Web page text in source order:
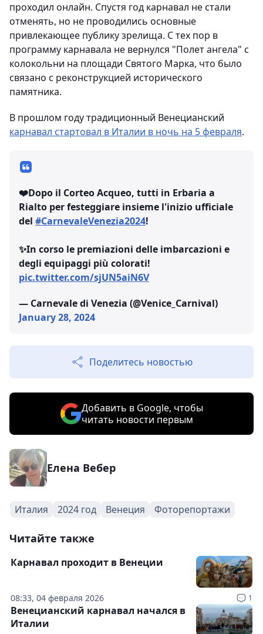
проходил онлайн. Спустя год карнавал не стали
отменять, но не проводились основные
привлекающее публику зрелища. С тех пор в
программу карнавала не вернулся "Полет ангела" с
колокольни на площади Святого Марка, что было
связано с реконструкцией исторического
памятника.
В прошлом году традиционный Венецианский
карнавал стартовал в Италии в ночь на 5 февраля.
❤️Dopo il Corteo Acqueo, tutti in Erbaria a
Rialto per festeggiare insieme l'inizio ufficiale
del #CarnevaleVenezia2024!
✨In corso le premiazioni delle imbarcazioni e
degli equipaggi più colorati!
pic.twitter.com/sjUN5aiN6V
— Carnevale di Venezia (@Venice_Carnival)
January 28, 2024
Поделитесь новостью
Добавить в Google, чтобы
читать новости первым
Елена Вебер
Италия 2024 год Венеция Фоторепортажи
Читайте также
08:33, 04 февраля 2026 1
Карнавал проходит в Венеции
Венецианский карнавал начался в
Италии